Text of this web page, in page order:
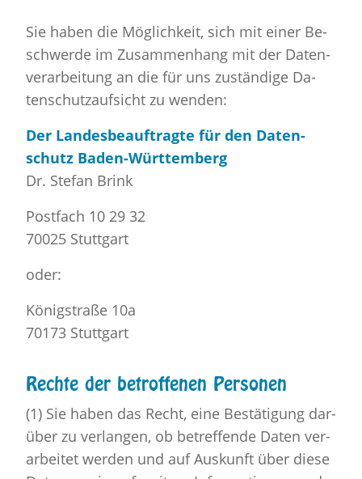
Sie haben die Mög­lich­keit, sich mit einer Be­
schwer­de im Zu­sam­men­hang mit der Da­ten­
ver­ar­bei­tung an die für uns zu­stän­di­ge Da­
ten­schutz­auf­sicht zu wen­den:
Der Lan­des­be­auf­trag­te für den Da­ten­
schutz Ba­den-Würt­tem­berg
Dr. Ste­fan Brink
Post­fach 10 29 32
70025 Stutt­gart
oder:
Kö­nig­stra­ße 10a
70173 Stutt­gart
Rech­te der be­trof­fe­nen Per­so­nen
(1) Sie haben das Recht, eine Be­stä­ti­gung dar­
über zu ver­lan­gen, ob be­tref­fen­de Daten ver­
ar­bei­tet wer­den und auf Aus­kunft über diese